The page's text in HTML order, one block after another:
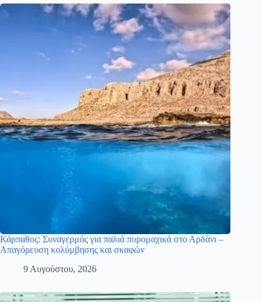
Κάρπαθος: Συναγερμός για παλιά πυρομαχικά στο Αρδάνι –
Απαγόρευση κολύμβησης και σκαφών
9 Αυγούστου, 2026